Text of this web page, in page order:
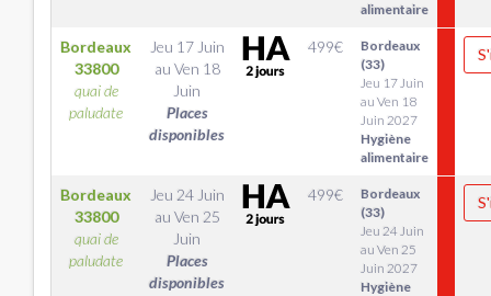
alimentaire
Bordeaux
33800
quai de
paludate
Jeu 17 Juin
au Ven 18
Juin
Places
disponibles
499€
Bordeaux
(33)
Jeu 17 Juin
au Ven 18
Juin 2027
Hygiène
alimentaire
Bordeaux
33800
quai de
paludate
Jeu 24 Juin
au Ven 25
Juin
Places
disponibles
499€
Bordeaux
(33)
Jeu 24 Juin
au Ven 25
Juin 2027
Hygiène